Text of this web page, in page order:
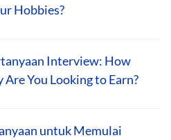
Hobbies?
Interview: How
You Looking to Earn?
untuk Memulai